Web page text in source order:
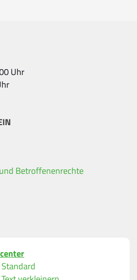
Uhr
Betroffenenrechte
Standard
Felder sind
eine gültige E-Mail-Adresse ein.